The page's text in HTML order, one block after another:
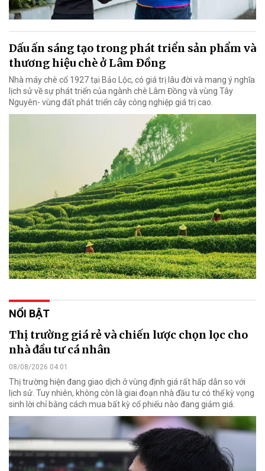
Dấu ấn sáng tạo trong phát triển sản phẩm và
thương hiệu chè ở Lâm Đồng
Nhà máy chè cổ 1927 tại Bảo Lộc, có giá trị lâu đời và mang ý nghĩa
lịch sử về sự phát triển của ngành chè Lâm Đồng và vùng Tây
Nguyên- vùng đất phát triển cây công nghiệp giá trị cao.
NỔI BẬT
Thị trường giá rẻ và chiến lược chọn lọc cho
nhà đầu tư cá nhân
08/08/2026 04:01
Thị trường hiện đang giao dịch ở vùng định giá rất hấp dẫn so với
lịch sử. Tuy nhiên, không còn là giai đoạn nhà đầu tư có thể kỳ vọng
sinh lời chỉ bằng cách mua bất kỳ cổ phiếu nào đang giảm giá.